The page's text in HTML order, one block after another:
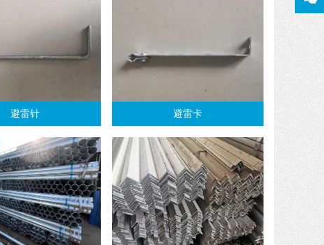
避雷针 避雷卡